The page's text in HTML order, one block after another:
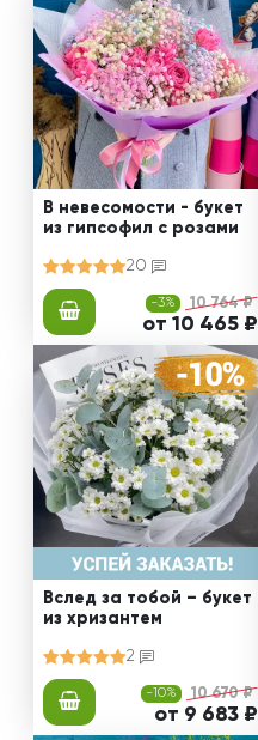
В невесомости - букет
из гипсофил с розами
20
-3% 10 764 ₽
от 10 465 ₽
Вслед за тобой – букет
из хризантем
2
-10% 10 670 ₽
от 9 683 ₽